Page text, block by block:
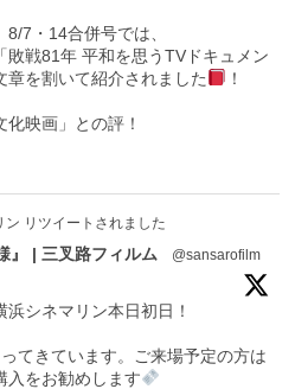
7・14合併号では、
敗戦81年 平和を思うTVドキュメン
章を割いて紹介されました
！
化映画」との評！
ン リツイートされました
』 | 三叉路フィルム
@sansarofilm
浜シネマリン本日初日！
てきています。ご来場予定の方は
入をお勧めします